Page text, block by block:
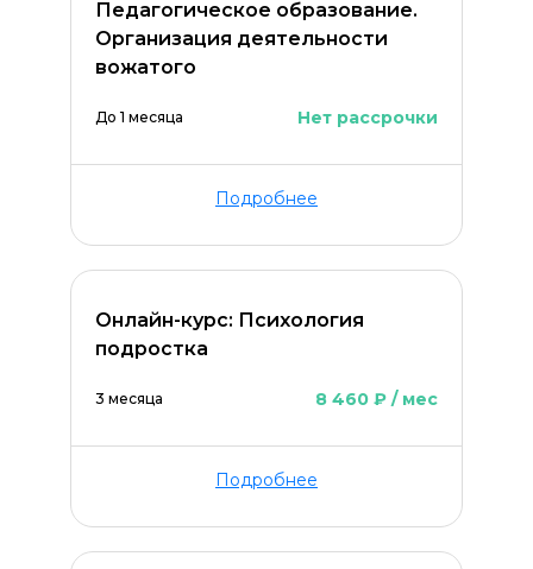
Педагогическое образование.
Организация деятельности
вожатого
До 1 месяца Нет рассрочки
Подробнее
Онлайн-курс: Психология
подростка
3 месяца 8 460 ₽ / мес
Подробнее
ОСТАВИТЬ КОММЕНТАРИЙ